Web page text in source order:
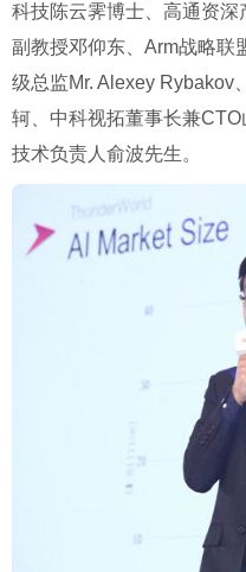
科技陈云霁博士、高通资
副教授邓仰东、Arm战略联
级总监Mr. Alexey Rybakov
轲、中科视拓董事长兼
技术负责人俞波先生。